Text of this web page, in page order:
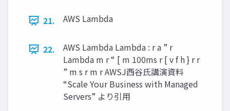
21. AWS Lambda
22.
AWS Lambda Lambda : r a ” r
Lambda m r “ [ m 100ms r [ v f h } r r
” m s r m r AWSJ西谷氏講演資料
“Scale Your Business with Managed
Servers” より引用